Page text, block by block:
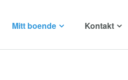
Mitt boende Kontakt